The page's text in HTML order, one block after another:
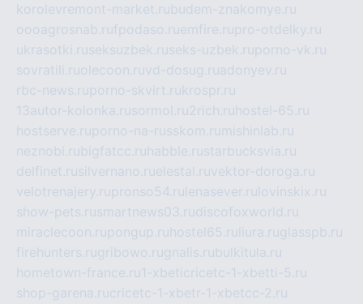
korolevremont-market.rubudem-znakomye.ru
oooagrosnab.rufpodaso.ruemfire.rupro-otdelky.ru
ukrasotki.ruseksuzbek.ruseks-uzbek.ruporno-vk.ru
sovratili.ruolecoon.ruvd-dosug.ruadonyev.ru
rbc-news.ruporno-skvirt.rukrospr.ru
13autor-kolonka.rusormol.ru2rich.ru hostel-65.ru
hostserve.ruporno-na-russkom.ru mishinlab.ru
neznobi.rubigfatcc.ru habble.rustarbucksvia.ru
delfinet.rusilvernano.ruelestal.ruvektor-doroga.ru
velotrenajery.rupronso54.ru lenasever.ru lovinskix.ru
show-pets.rusmartnews03.rudiscofoxworld.ru
miraclecoon.rupongup.ru hostel65.ru liura.ruglasspb.ru
firehunters.rugribowo.rugnalis.rubulkitula.ru
hometown-france.ru1-xbeticricetc-1-xbetti-5.ru
shop-garena.rucricetc-1-xbetr-1-xbetcc-2.ru